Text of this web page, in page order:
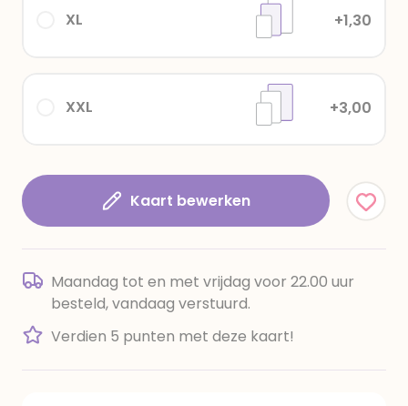
XXL +3,00
XL +1,30
Kaart bewerken
Maandag tot en met vrijdag voor 22.00 uur
besteld, vandaag verstuurd.
Verdien 5 punten met deze kaart!